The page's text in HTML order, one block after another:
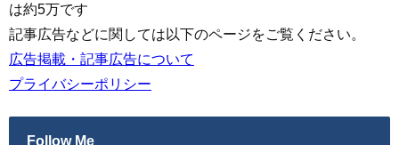
は約5万です
記事広告などに関しては以下のページをご覧ください。
広告掲載・記事広告について
プライバシーポリシー
Follow Me